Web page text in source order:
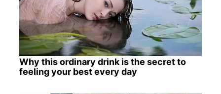
Why this ordinary drink is the secret to
feeling your best every day